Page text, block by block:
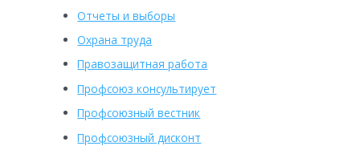
Отчеты и выборы
Охрана труда
Правозащитная работа
Профсоюз консультирует
Профсоюзный вестник
Профсоюзный дисконт